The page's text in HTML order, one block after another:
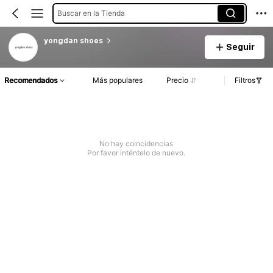
Buscar en la Tienda
yongdan shoes
Seguir
Recomendados Más populares Precio Filtros
No hay coincidencias
Por favor inténtelo de nuevo.